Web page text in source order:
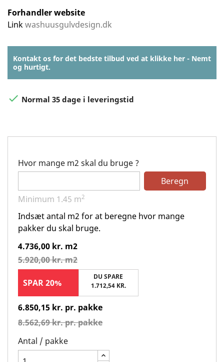
Forhandler website
Linkwashuusgulvdesign.dk
Kontakt os for det bedste tilbud ved at klikke her - Nemt
og hurtigt.
 Normal 35 dage i leveringstid
Hvor mange m2 skal du bruge ?
Beregn
Minimum 1.45 m2
Indsæt antal m2 for at beregne hvor mange
pakker du skal bruge.
4.736,00 kr. m2
5.920,00 kr. m2
SPAR 20%
DU SPARE
1.712,54 KR.
6.850,15 kr. pr. pakke
8.562,69 kr. pr. pakke
Antal / pakke